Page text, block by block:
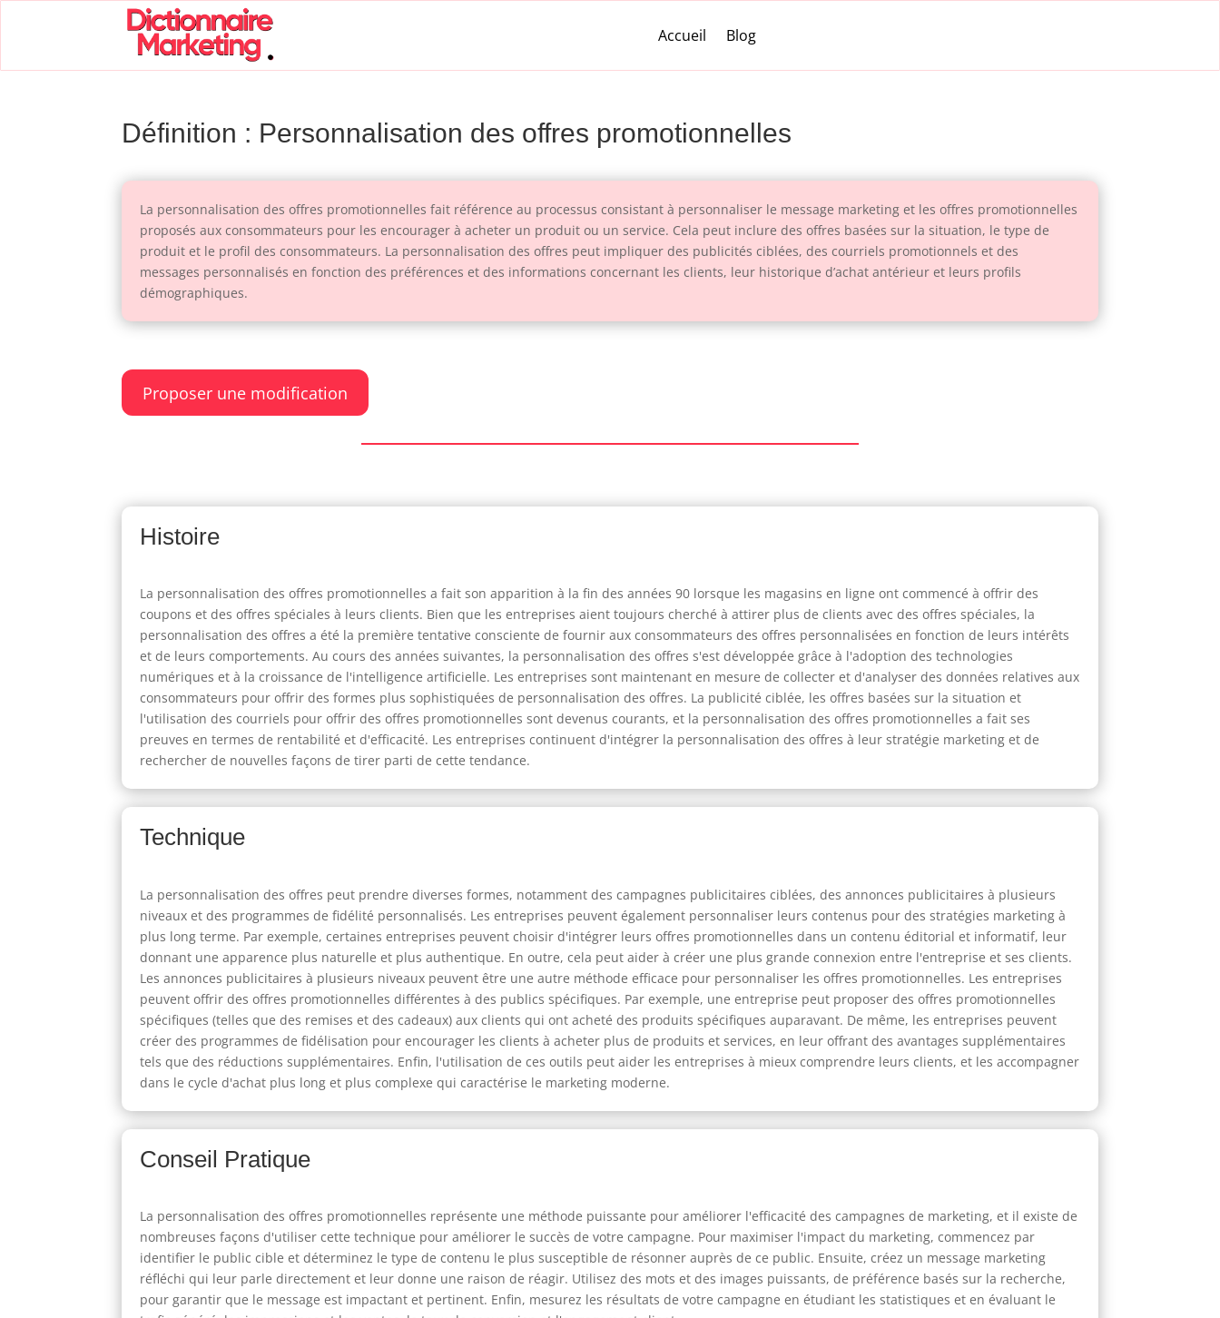
Accueil Blog
Définition : Personnalisation des offres promotionnelles
La personnalisation des offres promotionnelles fait référence au processus consistant à personnaliser le message marketing et les offres promotionnelles
proposés aux consommateurs pour les encourager à acheter un produit ou un service. Cela peut inclure des offres basées sur la situation, le type de
produit et le profil des consommateurs. La personnalisation des offres peut impliquer des publicités ciblées, des courriels promotionnels et des
messages personnalisés en fonction des préférences et des informations concernant les clients, leur historique d’achat antérieur et leurs profils
démographiques.
Proposer une modification
Histoire
La personnalisation des offres promotionnelles a fait son apparition à la fin des années 90 lorsque les magasins en ligne ont commencé à offrir des
coupons et des offres spéciales à leurs clients. Bien que les entreprises aient toujours cherché à attirer plus de clients avec des offres spéciales, la
personnalisation des offres a été la première tentative consciente de fournir aux consommateurs des offres personnalisées en fonction de leurs intérêts
et de leurs comportements. Au cours des années suivantes, la personnalisation des offres s'est développée grâce à l'adoption des technologies
numériques et à la croissance de l'intelligence artificielle. Les entreprises sont maintenant en mesure de collecter et d'analyser des données relatives aux
consommateurs pour offrir des formes plus sophistiquées de personnalisation des offres. La publicité ciblée, les offres basées sur la situation et
l'utilisation des courriels pour offrir des offres promotionnelles sont devenus courants, et la personnalisation des offres promotionnelles a fait ses
preuves en termes de rentabilité et d'efficacité. Les entreprises continuent d'intégrer la personnalisation des offres à leur stratégie marketing et de
rechercher de nouvelles façons de tirer parti de cette tendance.
Technique
La personnalisation des offres peut prendre diverses formes, notamment des campagnes publicitaires ciblées, des annonces publicitaires à plusieurs
niveaux et des programmes de fidélité personnalisés. Les entreprises peuvent également personnaliser leurs contenus pour des stratégies marketing à
plus long terme. Par exemple, certaines entreprises peuvent choisir d'intégrer leurs offres promotionnelles dans un contenu éditorial et informatif, leur
donnant une apparence plus naturelle et plus authentique. En outre, cela peut aider à créer une plus grande connexion entre l'entreprise et ses clients.
Les annonces publicitaires à plusieurs niveaux peuvent être une autre méthode efficace pour personnaliser les offres promotionnelles. Les entreprises
peuvent offrir des offres promotionnelles différentes à des publics spécifiques. Par exemple, une entreprise peut proposer des offres promotionnelles
spécifiques (telles que des remises et des cadeaux) aux clients qui ont acheté des produits spécifiques auparavant. De même, les entreprises peuvent
créer des programmes de fidélisation pour encourager les clients à acheter plus de produits et services, en leur offrant des avantages supplémentaires
tels que des réductions supplémentaires. Enfin, l'utilisation de ces outils peut aider les entreprises à mieux comprendre leurs clients, et les accompagner
dans le cycle d'achat plus long et plus complexe qui caractérise le marketing moderne.
Conseil Pratique
La personnalisation des offres promotionnelles représente une méthode puissante pour améliorer l'efficacité des campagnes de marketing, et il existe de
nombreuses façons d'utiliser cette technique pour améliorer le succès de votre campagne. Pour maximiser l'impact du marketing, commencez par
identifier le public cible et déterminez le type de contenu le plus susceptible de résonner auprès de ce public. Ensuite, créez un message marketing
réfléchi qui leur parle directement et leur donne une raison de réagir. Utilisez des mots et des images puissants, de préférence basés sur la recherche,
pour garantir que le message est impactant et pertinent. Enfin, mesurez les résultats de votre campagne en étudiant les statistiques et en évaluant le